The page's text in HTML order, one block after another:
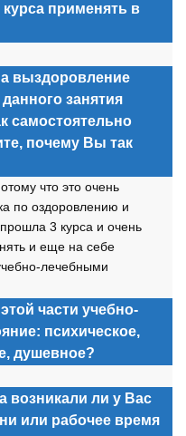
применять в
выздоровление
занятия
самостоятельно
почему Вы так
отому что это очень
по оздоровлению и
ошла 3 курса и очень
и еще на себе
о-лечебными
части учебно-
психическое,
душевное?
возникали ли у Вас
или рабочее время